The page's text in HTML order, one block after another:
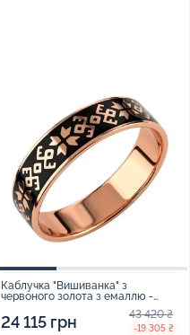
Каблучка "Вишиванка" з
червоного золота з емаллю -
24 115 грн 43 420 ₴
-19 305 ₴